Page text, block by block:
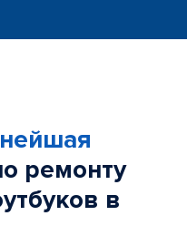
ремонту
в